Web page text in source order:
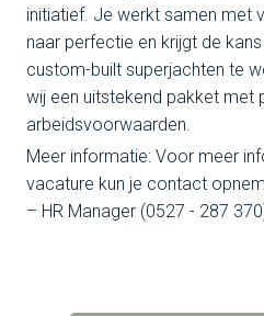
initiatief. Je werkt samen met
naar perfectie en krijgt de
custom-built superjachten te
wij een uitstekend pakket met
arbeidsvoorwaarden.
Meer informatie: Voor meer
vacature kun je contact
– HR Manager (0527 - 287